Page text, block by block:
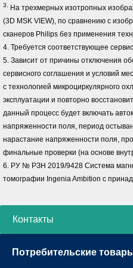
3.
На трехмерных изотропных
(3D MSK VIEW), по сравнению с
сканеров Philips без применения
4. Требуется соответствующее
5. Зависит от причины отключения
сервисного соглашения и условий
с технологией микроциркулярного
эксплуатации и повторно
данный процесс будет включать
напряженности поля, период
нарастание напряженности поля,
финальные проверки (на основе
6. РУ № РЗН 2019/9428 Система
томографии Ingenia Ambition с
Контакты
Потребительские